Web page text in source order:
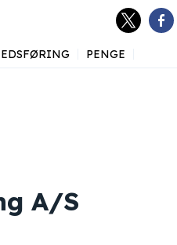
PENGE
A/S